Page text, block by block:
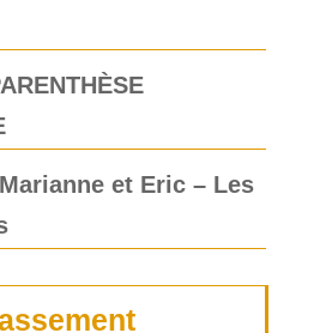
et Eric – Les